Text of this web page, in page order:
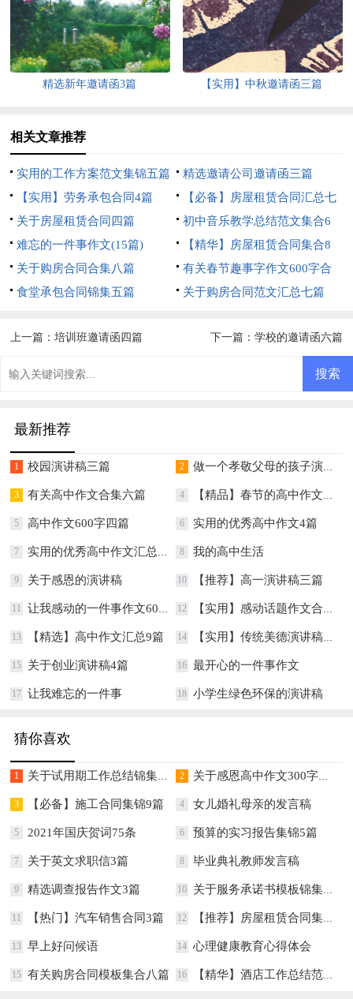
精选新年邀请函3篇 【实用】中秋邀请函三篇
相关文章推荐
实用的工作方案范文集锦五篇
精选邀请公司邀请函三篇
【实用】劳务承包合同4篇
【必备】房屋租赁合同汇总七
篇
关于房屋租赁合同四篇
初中音乐教学总结范文集合6
篇
难忘的一件事作文(15篇)
【精华】房屋租赁合同集合8
篇
关于购房合同合集八篇
有关春节趣事字作文600字合
集五篇
食堂承包合同锦集五篇 关于购房合同范文汇总七篇
上一篇：培训班邀请函四篇 下一篇： 学校的邀请函六篇
最新推荐
1 校园演讲稿三篇 2 做一个孝敬父母的孩子演讲稿
3 有关高中作文合集六篇 4 【精品】春节的高中作文汇总八篇
5 高中作文600字四篇 6 实用的优秀高中作文4篇
7 实用的优秀高中作文汇总7篇 8 我的高中生活
9 关于感恩的演讲稿 10 【推荐】高一演讲稿三篇
11 让我感动的一件事作文600字 12 【实用】感动话题作文合集10篇
13 【精选】高中作文汇总9篇 14 【实用】传统美德演讲稿3篇
15 关于创业演讲稿4篇 16 最开心的一件事作文
17 让我难忘的一件事 18 小学生绿色环保的演讲稿
猜你喜欢
1 关于试用期工作总结锦集七篇 2 关于感恩高中作文300字集锦八篇
3 【必备】施工合同集锦9篇 4 女儿婚礼母亲的发言稿
5 2021年国庆贺词75条 6 预算的实习报告集锦5篇
7 关于英文求职信3篇 8 毕业典礼教师发言稿
9 精选调查报告作文3篇 10 关于服务承诺书模板锦集10篇
11 【热门】汽车销售合同3篇 12 【推荐】房屋租赁合同集锦五篇
13 早上好问候语 14 心理健康教育心得体会
15 有关购房合同模板集合八篇 16 【精华】酒店工作总结范文汇编10篇